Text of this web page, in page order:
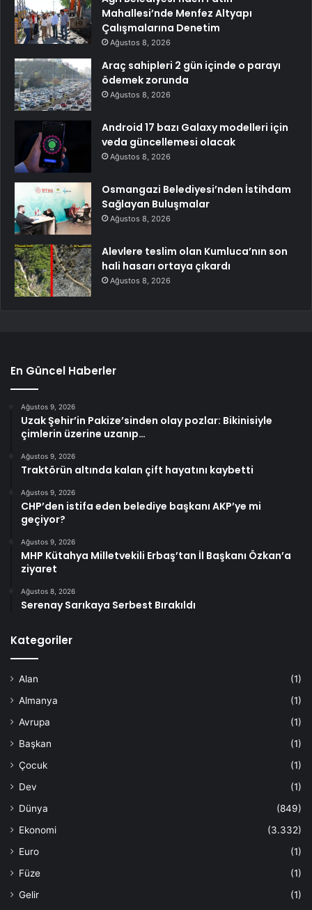
Mahallesi’nde Menfez Altyapı
Çalışmalarına Denetim
Ağustos 8, 2026
Araç sahipleri 2 gün içinde o parayı
ödemek zorunda
Ağustos 8, 2026
Android 17 bazı Galaxy modelleri için
veda güncellemesi olacak
Ağustos 8, 2026
Osmangazi Belediyesi’nden İstihdam
Sağlayan Buluşmalar
Ağustos 8, 2026
Alevlere teslim olan Kumluca’nın son
hali hasarı ortaya çıkardı
Ağustos 8, 2026
En Güncel Haberler
Ağustos 9, 2026
Uzak Şehir’in Pakize’sinden olay pozlar: Bikinisiyle
çimlerin üzerine uzanıp…
Ağustos 9, 2026
Traktörün altında kalan çift hayatını kaybetti
Ağustos 9, 2026
CHP’den istifa eden belediye başkanı AKP’ye mi
geçiyor?
Ağustos 9, 2026
MHP Kütahya Milletvekili Erbaş’tan İl Başkanı Özkan’a
ziyaret
Ağustos 8, 2026
Serenay Sarıkaya Serbest Bırakıldı
Kategoriler
Alan
(1)
Almanya
(1)
Avrupa
(1)
Başkan
(1)
Çocuk
(1)
Dev
(1)
Dünya
(849)
Ekonomi
(3.332)
Euro
(1)
Füze
(1)
Gelir
(1)